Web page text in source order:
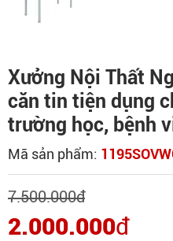
Xưởng Nội Thất
căn tin tiện dụng
trường học, bệnh
Mã sản phẩm:
7.500.000đ
2.000.000đ